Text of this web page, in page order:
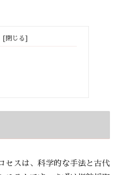
セスは、科学的な手法と古代